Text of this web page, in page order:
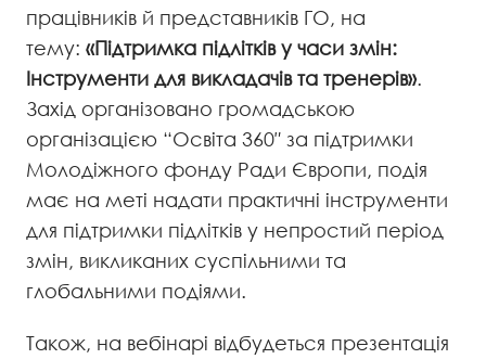
працівників й представників ГО, на
тему: «Підтримка підлітків у часи змін:
Інструменти для викладачів та тренерів».
Захід організовано громадською
організацією “Освіта 360″ за підтримки
Молодіжного фонду Ради Європи, подія
має на меті надати практичні інструменти
для підтримки підлітків у непростий період
змін, викликаних суспільними та
глобальними подіями.
Також, на вебінарі відбудеться презентація